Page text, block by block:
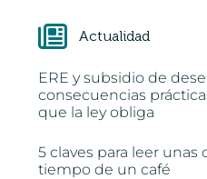
Actualidad
ERE y subsidio de
consecuencias
que la ley obliga
5 claves para leer
tiempo de un café